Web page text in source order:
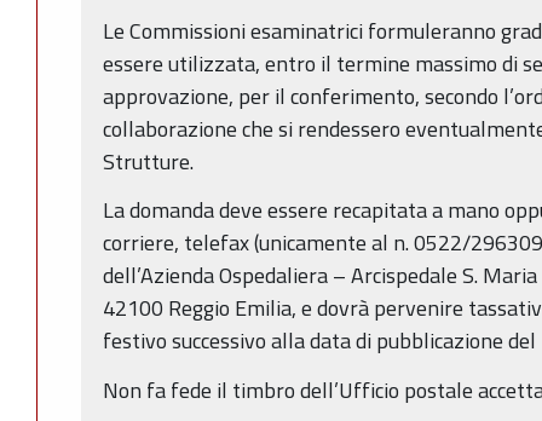
Le Commissioni esaminatrici formuleranno
essere utilizzata, entro il termine massimo di
approvazione, per il conferimento, secondo
collaborazione che si rendessero
Strutture.
La domanda deve essere recapitata a mano
corriere, telefax (unicamente al n. 0522/
dell’Azienda Ospedaliera – Arcispedale S.
42100 Reggio Emilia, e dovrà pervenire
festivo successivo alla data di pubblicazione
Non fa fede il timbro dell’Ufficio postale